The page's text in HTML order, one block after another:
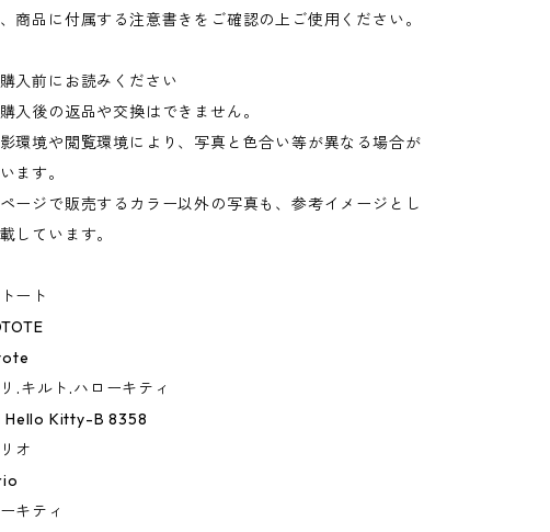
商品に付属する注意書きをご確認の上ご使用ください。
入前にお読みください
入後の返品や交換はできません。
影環境や閲覧環境により、写真と色合い等が異なる場合が
ます。
ページで販売するカラー以外の写真も、参考イメージとし
しています。
ート
.キルト.ハローキティ
Hello Kitty-B 8358
オ
キティ